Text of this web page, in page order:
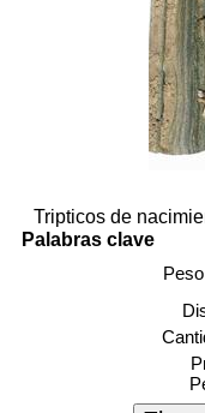
Tripticos de
Palabras clave